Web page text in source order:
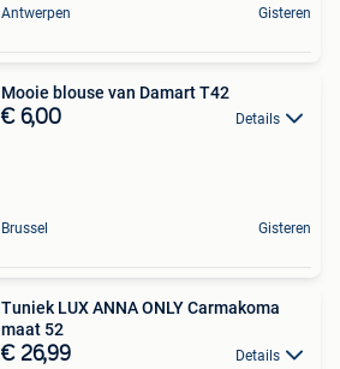
Antwerpen Gisteren
Mooie blouse van Damart T42
€ 6,00 Details
Brussel Gisteren
Tuniek LUX ANNA ONLY Carmakoma
maat 52
€ 26,99 Details